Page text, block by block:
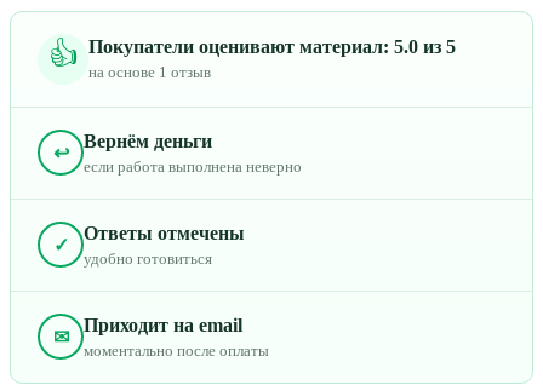
👍 Покупатели оценивают материал: 5.0 из 5
на основе 1 отзыв
↩
Вернём деньги
если работа выполнена неверно
✓
Ответы отмечены
удобно готовиться
✉
Приходит на email
моментально после оплаты